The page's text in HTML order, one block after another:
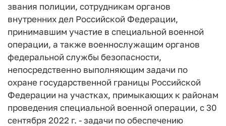
звания полиции, сотрудникам органов
внутренних дел Российской Федерации,
принимавшим участие в специальной военной
операции, а также военнослужащим органов
федеральной службы безопасности,
непосредственно выполняющим задачи по
охране государственной границы Российской
Федерации на участках, примыкающих к районам
проведения специальной военной операции, с 30
сентября 2022 г. - задачи по обеспечению